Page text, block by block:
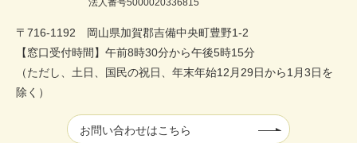
法人番号5000020336815
〒716-1192 岡山県加賀郡吉備中央町豊野1-2
【窓口受付時間】午前8時30分から午後5時15分
（ただし、土日、国民の祝日、年末年始12月29日から1月3日を
除く）
お問い合わせはこちら